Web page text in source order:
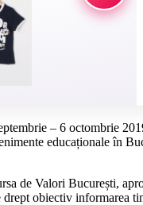
– 6 octombrie
educaționale în
de Valori București,
obiectiv informarea